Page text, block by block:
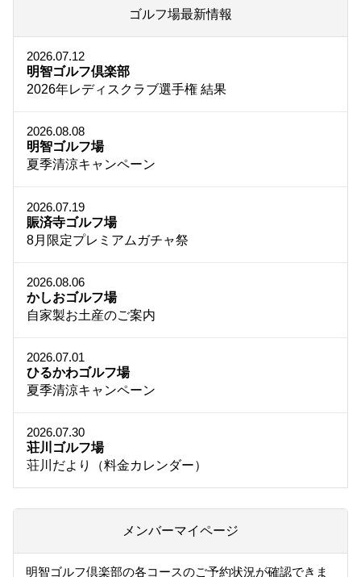
ゴルフ場最新情報
2026.07.12
明智ゴルフ倶楽部
2026年レディスクラブ選手権 結果
2026.08.08
明智ゴルフ場
夏季清涼キャンペーン
2026.07.19
賑済寺ゴルフ場
8月限定プレミアムガチャ祭
2026.08.06
かしおゴルフ場
自家製お土産のご案内
2026.07.01
ひるかわゴルフ場
夏季清涼キャンペーン
2026.07.30
荘川ゴルフ場
荘川だより（料金カレンダー）
メンバーマイページ
明智ゴルフ倶楽部の各コースのご予約状況が確認できま